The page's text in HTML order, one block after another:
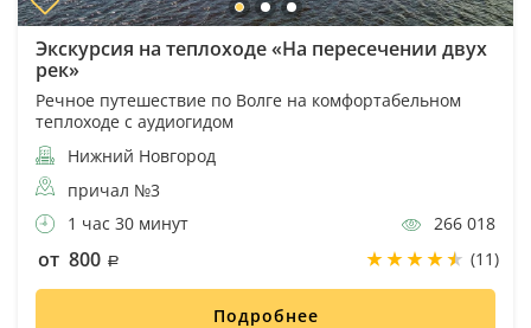
Экскурсия на теплоходе «На пересечении двух
рек»
Речное путешествие по Волге на комфортабельном
теплоходе с аудиогидом
Нижний Новгород
причал №3
1 час 30 минут
266 018
от 800 (11)
Подробнее